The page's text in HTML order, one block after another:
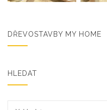
DŘEVOSTAVBY MY HOME
HLEDAT